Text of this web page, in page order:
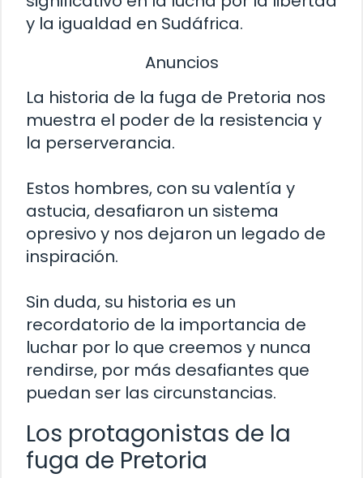
y la igualdad en Sudáfrica.
Anuncios
La historia de la fuga de Pretoria nos
muestra el poder de la resistencia y
la perserverancia.
Estos hombres, con su valentía y
astucia, desafiaron un sistema
opresivo y nos dejaron un legado de
inspiración.
Sin duda, su historia es un
recordatorio de la importancia de
luchar por lo que creemos y nunca
rendirse, por más desafiantes que
puedan ser las circunstancias.
Los protagonistas de la
fuga de Pretoria